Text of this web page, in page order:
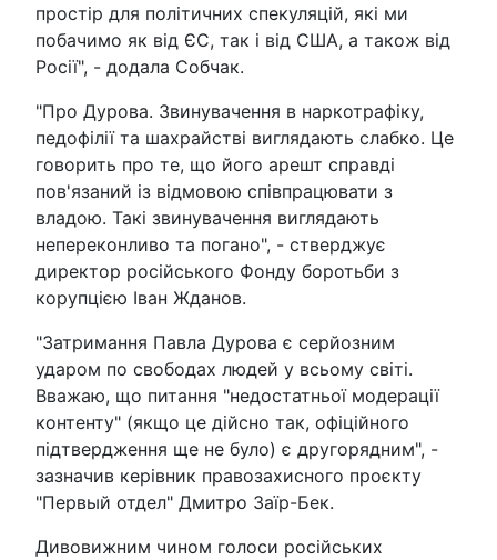
простір для політичних спекуляцій, які ми
побачимо як від ЄС, так і від США, а також від
Росії", - додала Собчак.
"Про Дурова. Звинувачення в наркотрафіку,
педофілії та шахрайстві виглядають слабко. Це
говорить про те, що його арешт справді
пов'язаний із відмовою співпрацювати з
владою. Такі звинувачення виглядають
непереконливо та погано", - стверджує
директор російського Фонду боротьби з
корупцією Іван Жданов.
"Затримання Павла Дурова є серйозним
ударом по свободах людей у всьому світі.
Вважаю, що питання "недостатньої модерації
контенту" (якщо це дійсно так, офіційного
підтвердження ще не було) є другорядним", -
зазначив керівник правозахисного проєкту
"Первый отдел" Дмитро Заїр-Бек.
Дивовижним чином голоси російських